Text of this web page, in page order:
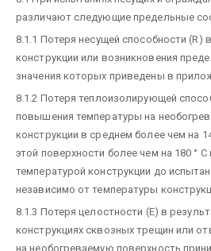
различают следующие предельные
8.1.1 Потеря несущей способности (R)
конструкции или возникновения
значения которых приведены в
8.1.2 Потеря теплоизолирующей
повышения температуры на
конструкции в среднем более чем на
этой поверхности более чем на 180 ° С
температурой конструкции до
независимо от температуры
8.1.3 Потеря целостности (E) в
конструкциях сквозных трещин или
на необогреваемую поверхность